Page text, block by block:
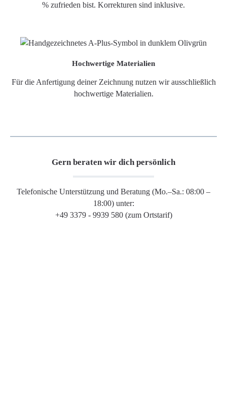
% zufrieden bist. Korrekturen sind inklusive.
Hochwertige Materialien
Für die Anfertigung deiner Zeichnung nutzen wir ausschließlich
hochwertige Materialien.
Gern beraten wir dich persönlich
Telefonische Unterstützung und Beratung (Mo.–Sa.: 08:00 –
18:00) unter:
+49 3379 - 9939 580 (zum Ortstarif)